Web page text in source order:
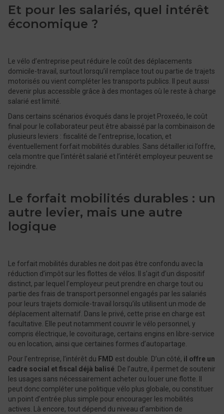
Et pour les salariés, quel intérêt
économique ?
Le vélo d’entreprise peut réduire le coût des déplacements
domicile-travail, surtout lorsqu’il remplace tout ou partie de trajets
motorisés ou vient compléter les transports publics. Il peut aussi
devenir plus accessible grâce à des montages où le reste à charge
salarié est limité.
Dans certains scénarios évoqués dans le projet Proxeéo, le coût
final pour le collaborateur peut être abaissé par la combinaison de
plusieurs leviers : fiscalité de l’entreprise, location, et
éventuellement forfait mobilités durables. Sans détailler ici l’offre,
cela montre que l’intérêt salarié et l’intérêt employeur peuvent se
rejoindre.
Le forfait mobilités durables : un
autre levier, mais une autre
logique
Le forfait mobilités durables ne doit pas être confondu avec la
réduction d’impôt sur les flottes de vélos. Il s’agit d’un dispositif
distinct, par lequel l’employeur peut prendre en charge tout ou
partie des frais de transport personnel engagés par les salariés
pour leurs trajets domicile-travail lorsqu’ils utilisent un mode de
déplacement alternatif. Dans le privé, cette prise en charge est
facultative. Elle peut notamment couvrir le vélo personnel, y
compris électrique, le covoiturage, certains engins en libre-service
ou en location, ainsi que certaines formes d’autopartage.
Pour l’entreprise, l’intérêt du FMD est double. D’un côté, il offre un
cadre social et fiscal déjà balisé . De l’autre, il permet de soutenir
les usages sans nécessairement acheter ou louer une flotte. Il
peut donc compléter une politique vélo plus globale, ou constituer
un point d’entrée plus simple pour encourager les mobilités
actives. Là encore, tout dépend du niveau d’ambition de